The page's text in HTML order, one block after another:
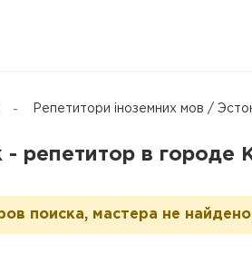
Репетитори іноземних мов /
- репетитор в городе
поиска, мастера не